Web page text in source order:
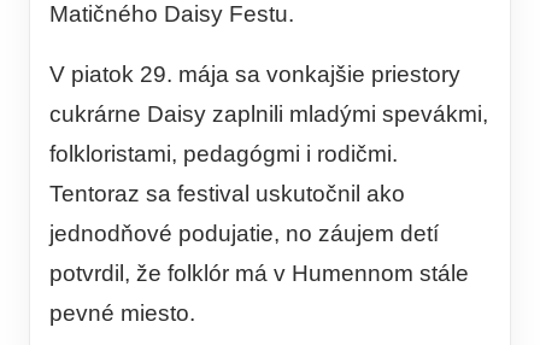
Matičného Daisy Festu.
V piatok 29. mája sa vonkajšie priestory
cukrárne Daisy zaplnili mladými spevákmi,
folkloristami, pedagógmi i rodičmi.
Tentoraz sa festival uskutočnil ako
jednodňové podujatie, no záujem detí
potvrdil, že folklór má v Humennom stále
pevné miesto.